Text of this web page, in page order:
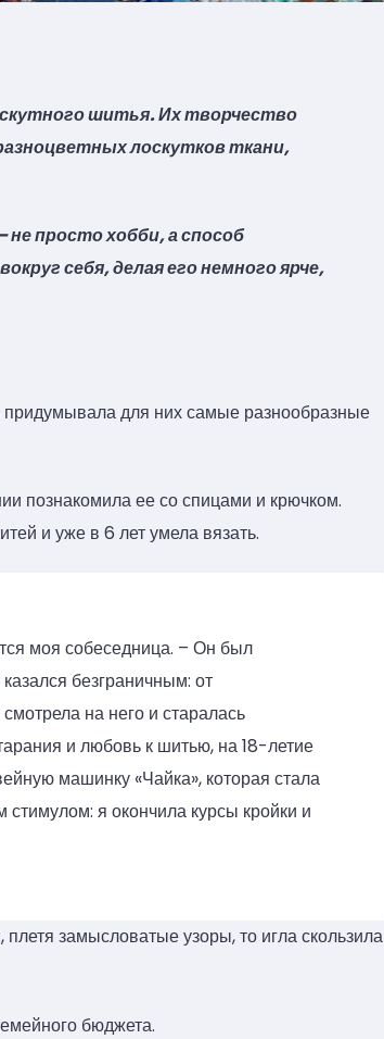
шитья. Их творчество
лоскутков ткани,
просто хобби, а способ
себя, делая его немного ярче,
придумывала для них самые разнообразные
познакомила ее со спицами и крючком.
и уже в 6 лет умела вязать.
моя собеседница. – Он был
безграничным: от
на него и старалась
и любовь к шитью, на 18-летие
машинку «Чайка», которая стала
я окончила курсы кройки и
замысловатые узоры, то игла скользила
бюджета.